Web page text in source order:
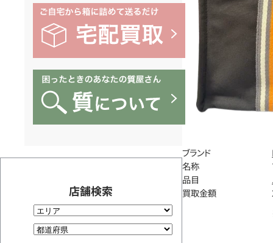
店舗検索
ブランド
名称
品目
買取金額